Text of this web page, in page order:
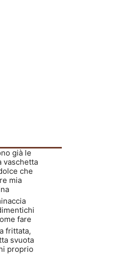
già le
vaschetta
che
mia
fare
frittata,
svuota
proprio